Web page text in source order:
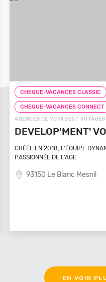
CHEQUE-VACANCES CLASSIC
CHEQUE-VACANCES CONNECT
AGENCES DE VOYAGES /
DEVELOP'MENT'
CRÉÉE EN 2018, L'ÉQUIPE
PASSIONNÉE DE L'AGE
93150 Le Blanc Mesnil
EN VOIR